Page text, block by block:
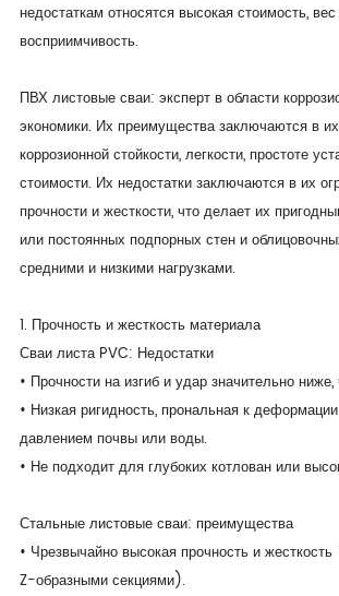
недостаткам относятся высокая стоимость,
восприимчивость.
ПВХ листовые сваи: эксперт в области
экономики. Их преимущества заключаются в
коррозионной стойкости, легкости, простоте
стоимости. Их недостатки заключаются в их
прочности и жесткости, что делает их
или постоянных подпорных стен и
средними и низкими нагрузками.
1. Прочность и жесткость материала
Сваи листа PVC: Недостатки
• Прочности на изгиб и удар значительно
• Низкая ригидность, прональная к
давлением почвы или воды.
• Не подходит для глубоких котлован или
Стальные листовые сваи: преимущества
• Чрезвычайно высокая прочность и
Z-образными секциями).